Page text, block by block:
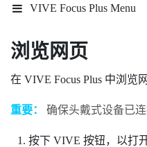
VIVE Focus Plus Menu
浏览网页
在 VIVE Focus Plus 中浏览
重要： 确保头戴式设备已连
按下 VIVE 按钮，以打